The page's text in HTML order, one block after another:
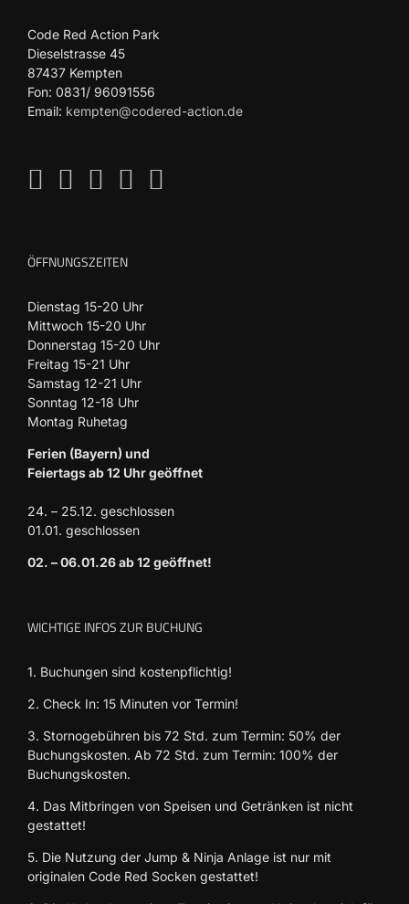
Code Red Action Park
Dieselstrasse 45
87437 Kempten
Fon: 0831/ 96091556
Email: kempten@codered-action.de
ÖFFNUNGSZEITEN
Dienstag 15-20 Uhr
Mittwoch 15-20 Uhr
Donnerstag 15-20 Uhr
Freitag 15-21 Uhr
Samstag 12-21 Uhr
Sonntag 12-18 Uhr
Montag Ruhetag
Ferien (Bayern) und
Feiertags ab 12 Uhr geöffnet
24. – 25.12. geschlossen
01.01. geschlossen
02. – 06.01.26 ab 12 geöffnet!
WICHTIGE INFOS ZUR BUCHUNG
1. Buchungen sind kostenpflichtig!
2. Check In: 15 Minuten vor Termin!
3. Stornogebühren bis 72 Std. zum Termin: 50% der
Buchungskosten. Ab 72 Std. zum Termin: 100% der
Buchungskosten.
4. Das Mitbringen von Speisen und Getränken ist nicht
gestattet!
5. Die Nutzung der Jump & Ninja Anlage ist nur mit
originalen Code Red Socken gestattet!